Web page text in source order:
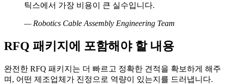
틱스에서 가장 비용이 큰 실수입니다.
— Robotics Cable Assembly Engineering Team
RFQ 패키지에 포함해야 할 내용
완전한 RFQ 패키지는 더 빠르고 정확한 견적을 확보하게 해주
며, 어떤 제조업체가 진정으로 역량이 있는지를 드러냅니다.